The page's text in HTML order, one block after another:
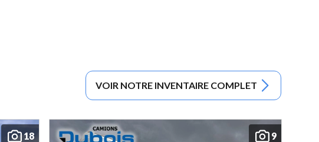
VOIR NOTRE INVENTAIRE COMPLET
18 9